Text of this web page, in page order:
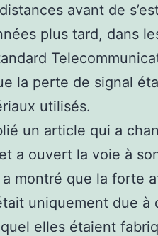
avant de
plus tard, dans
la perte de signal
utilisés.
un article qui a
a ouvert la voie à
montré que la forte
uniquement due à
elles étaient